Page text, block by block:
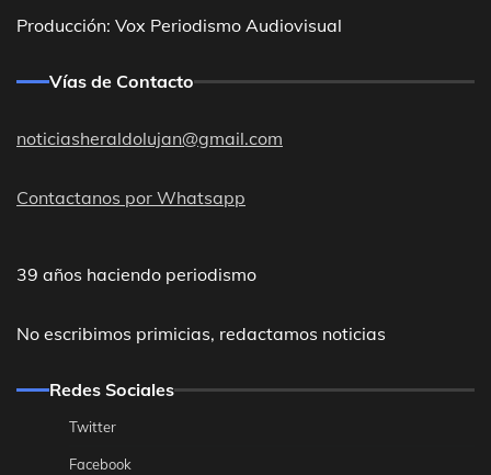
Producción: Vox Periodismo Audiovisual
Vías de Contacto
noticiasheraldolujan@gmail.com
Contactanos por Whatsapp
39 años haciendo periodismo
No escribimos primicias, redactamos noticias
Redes Sociales
Twitter
Facebook